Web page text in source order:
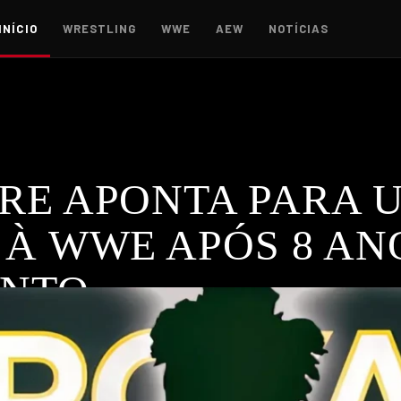
INÍCIO WRESTLING WWE AEW NOTÍCIAS
APONTA PARA
WWE APÓS 8
no qual reflete sobre os últimos 8 anos desde a sua